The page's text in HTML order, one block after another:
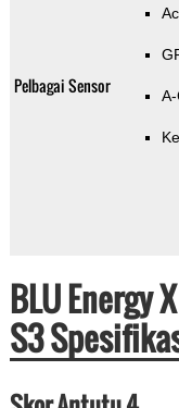
Pelbagai Sensor
BLU Energy
S3